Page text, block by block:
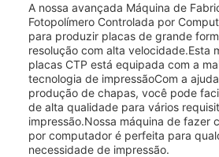
A nossa avançada Máquina de
Fotopolímero Controlada por
para produzir placas de grande
resolução com alta velocidade.Esta
placas CTP está equipada com a
tecnologia de impressãoCom a
produção de chapas, você pode
de alta qualidade para vários
impressão.Nossa máquina de fazer
por computador é perfeita para
necessidade de impressão.